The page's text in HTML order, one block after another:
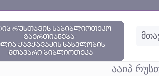
ააიპ